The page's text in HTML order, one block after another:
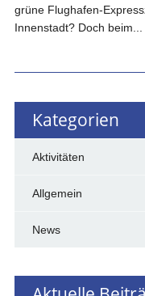
grüne Flughafen-
Innenstadt? Doch beim...
Kategorien
Aktivitäten
Allgemein
News